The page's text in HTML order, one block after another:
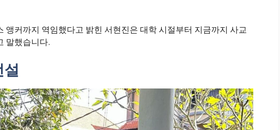
앵커까지 역임했다고 밝힌 서현진은 대학 시절부터 지금까지 사교
말했습니다.